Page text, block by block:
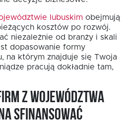
lubuskim obejmują
kosztów po rozwój.
niezależnie od branży i skali
dopasowanie formy
na którym znajduje się Twoja
pracują dokładnie tam,
z województwa
sfinansować